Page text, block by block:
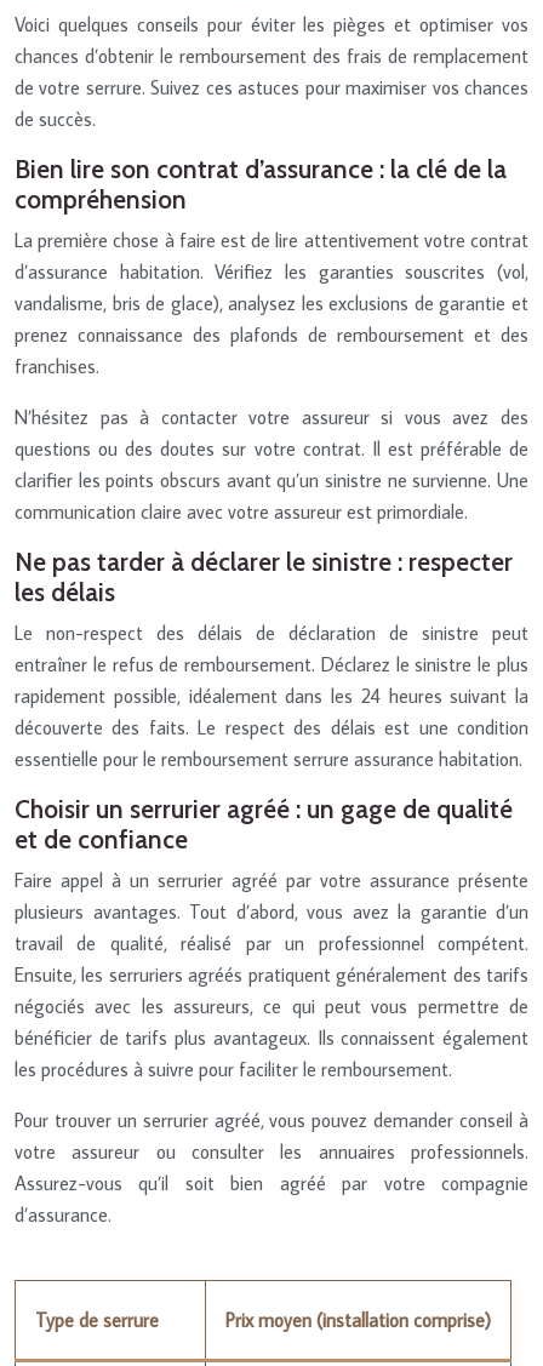
Voici quelques conseils pour éviter les pièges et optimiser vos
chances d’obtenir le remboursement des frais de remplacement
de votre serrure. Suivez ces astuces pour maximiser vos chances
de succès.
Bien lire son contrat d’assurance : la clé de la
compréhension
La première chose à faire est de lire attentivement votre contrat
d’assurance habitation. Vérifiez les garanties souscrites (vol,
vandalisme, bris de glace), analysez les exclusions de garantie et
prenez connaissance des plafonds de remboursement et des
franchises.
N’hésitez pas à contacter votre assureur si vous avez des
questions ou des doutes sur votre contrat. Il est préférable de
clarifier les points obscurs avant qu’un sinistre ne survienne. Une
communication claire avec votre assureur est primordiale.
Ne pas tarder à déclarer le sinistre : respecter
les délais
Le non-respect des délais de déclaration de sinistre peut
entraîner le refus de remboursement. Déclarez le sinistre le plus
rapidement possible, idéalement dans les 24 heures suivant la
découverte des faits. Le respect des délais est une condition
essentielle pour le remboursement serrure assurance habitation.
Choisir un serrurier agréé : un gage de qualité
et de confiance
Faire appel à un serrurier agréé par votre assurance présente
plusieurs avantages. Tout d’abord, vous avez la garantie d’un
travail de qualité, réalisé par un professionnel compétent.
Ensuite, les serruriers agréés pratiquent généralement des tarifs
négociés avec les assureurs, ce qui peut vous permettre de
bénéficier de tarifs plus avantageux. Ils connaissent également
les procédures à suivre pour faciliter le remboursement.
Pour trouver un serrurier agréé, vous pouvez demander conseil à
votre assureur ou consulter les annuaires professionnels.
Assurez-vous qu’il soit bien agréé par votre compagnie
d’assurance.
Type de serrure Prix moyen (installation comprise)